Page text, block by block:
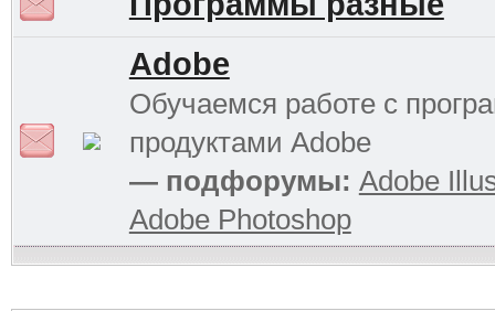
Adobe
Обучаемся работе с
продуктами Adobe
— подфорумы: Adobe
Adobe Photoshop